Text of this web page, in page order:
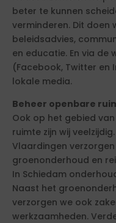
beter te kunnen
verminderen. Dit doen
beleidsadvies,
en educatie. En via de
(Facebook, Twitter
lokale media.
Beheer openbare
Ook op het gebied
ruimte zijn wij
Vlaardingen
groenonderhoud en
In Schiedam
Naast het
verzorgen we ook
werkzaamheden.